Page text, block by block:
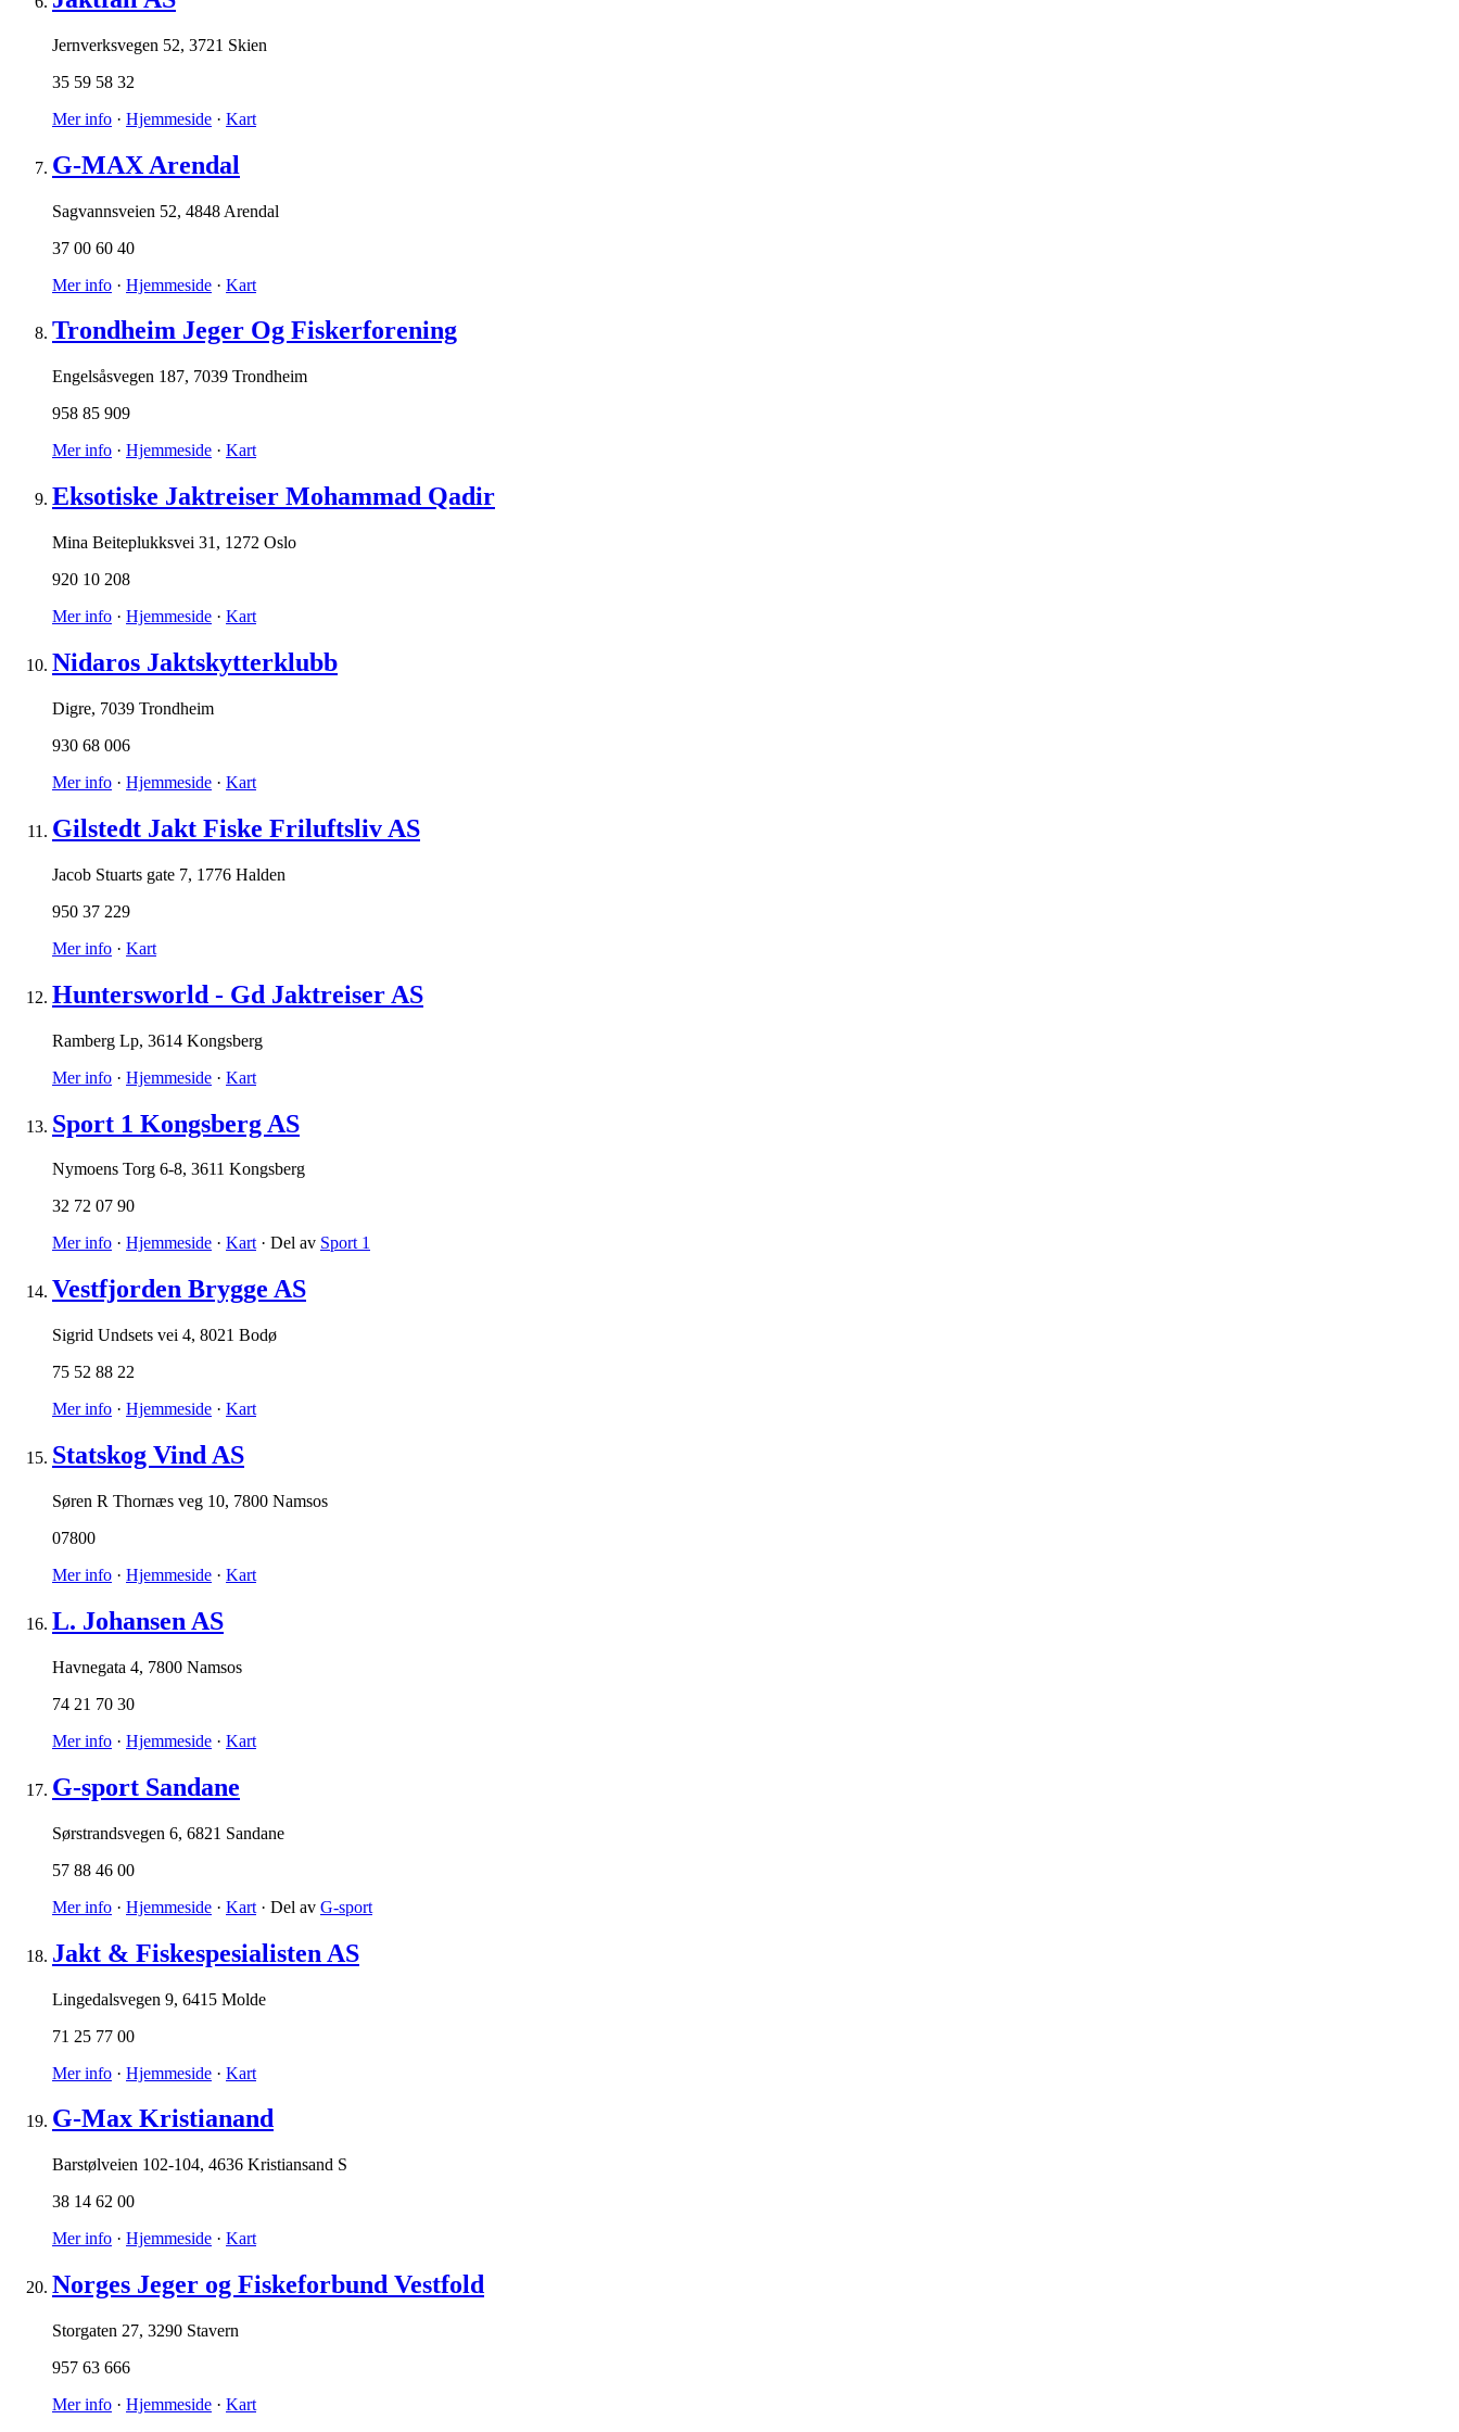
Jernverksvegen 52, 3721 Skien
35 59 58 32
Mer info · Hjemmeside · Kart
G-MAX Arendal
Sagvannsveien 52, 4848 Arendal
37 00 60 40
Mer info · Hjemmeside · Kart
Trondheim Jeger Og Fiskerforening
Engelsåsvegen 187, 7039 Trondheim
958 85 909
Mer info · Hjemmeside · Kart
Eksotiske Jaktreiser Mohammad Qadir
Mina Beiteplukksvei 31 , 1272 Oslo
920 10 208
Mer info · Hjemmeside · Kart
Nidaros Jaktskytterklubb
Digre, 7039 Trondheim
930 68 006
Mer info · Hjemmeside · Kart
Gilstedt Jakt Fiske Friluftsliv AS
Jacob Stuarts gate 7, 1776 Halden
950 37 229
Mer info · Kart
Huntersworld - Gd Jaktreiser AS
Ramberg Lp, 3614 Kongsberg
Mer info · Hjemmeside · Kart
Sport 1 Kongsberg AS
Nymoens Torg 6-8, 3611 Kongsberg
32 72 07 90
Mer info · Hjemmeside · Kart· Del av Sport 1
Vestfjorden Brygge AS
Sigrid Undsets vei 4, 8021 Bodø
75 52 88 22
Mer info · Hjemmeside · Kart
Statskog Vind AS
Søren R Thornæs veg 10, 7800 Namsos
07800
Mer info · Hjemmeside · Kart
L. Johansen AS
Havnegata 4, 7800 Namsos
74 21 70 30
Mer info · Hjemmeside · Kart
G-sport Sandane
Sørstrandsvegen 6, 6821 Sandane
57 88 46 00
Mer info · Hjemmeside · Kart · Del av G-sport
Jakt & Fiskespesialisten AS
Lingedalsvegen 9, 6415 Molde
71 25 77 00
Mer info · Hjemmeside · Kart
G-Max Kristianand
Barstølveien 102-104, 4636 Kristiansand S
38 14 62 00
Mer info · Hjemmeside · Kart
Norges Jeger og Fiskeforbund Vestfold
Storgaten 27, 3290 Stavern
957 63 666
Mer info · Hjemmeside · Kart